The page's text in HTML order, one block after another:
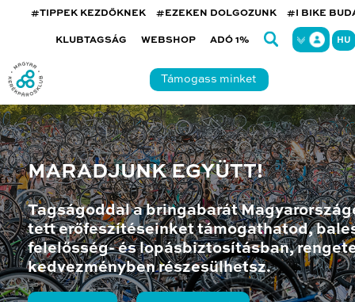
#TIPPEK KEZDŐKNEK #EZEKEN DOLGOZUNK #I BIKE
KLUBTAGSÁG WEBSHOP ADÓ 1% HU
Támogass minket
MARADJUNK EGYÜTT!
Tagságoddal a bringabarát
tett erőfeszítéseinket támogathatod,
felelősség- és lopásbiztosításban,
kedvezményben részesülhetsz.